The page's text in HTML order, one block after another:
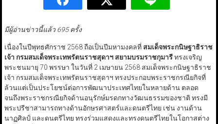
มีผู้อ่านข่าวนี้แล้ว 695 ครั้ง
เนื่องในปีพุทธศักราช 2568 ถือเป็นปีมหามงคลที่ สมเด็จพระกนิษฐาธิราช
เจ้า กรมสมเด็จพระเทพรัตนราชสุดาฯ สยามบรมราชกุมารีทรงเจริญ
พระชนมายุ 70 พรรษา ในวันที่ 2 เมษายน 2568 สมเด็จพระกนิษฐาธิราช
เจ้า กรมสมเด็จพระเทพรัตนราชสุดาฯ ทรงประกอบพระราชกรณียกิจที่
ล้วนแต่เป็นประโยชน์ต่อการพัฒนาประเทศไทยในหลายด้าน ตลอด
จนถึงพระราชกรณียกิจด้านอนุรักษ์มรดกทางวัฒนธรรมของชาติ ทรงมี
พระปรีชาสามารถทางด้านอักษรศาสตร์และดนตรีไทย เช่น งานด้าน
นาฏศิลป์ และดนตรีไทย ทรงร่วมแสดงและทรงดนตรีไทยในโอกาสต่าง